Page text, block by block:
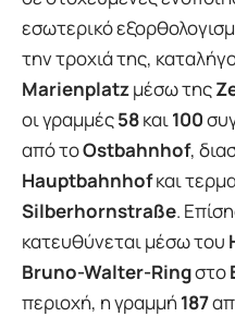
εσωτερικό
την τροχιά της,
Marienplatzμέσω της
οι γραμμές58και100
από τοOstbahnhof,
Hauptbahnhofκαι
Silberhornstraße.
κατευθύνεται μέσω του
Bruno-Walter-Ringστο
περιοχή, η γραμμή 187